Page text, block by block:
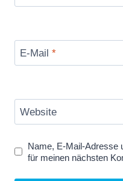
E-Mail *
Website
Name, E-Mail-Adresse
für meinen nächsten